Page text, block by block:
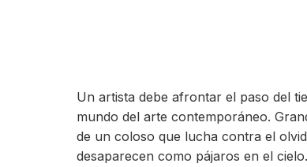
Un artista debe afrontar el paso del
mundo del arte contemporáneo.
de un coloso que lucha contra el
desaparecen como pájaros en el